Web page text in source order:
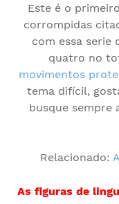
Este é o
corrompidas
com essa serie
quatro no
movimentos
tema difícil,
busque sempre
Relacionado:
As figuras de